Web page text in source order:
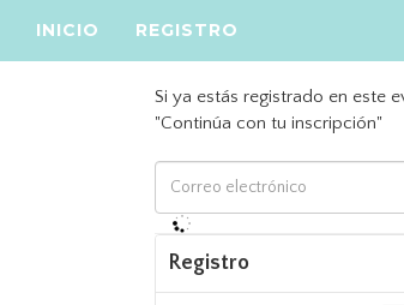
INICIO REGISTRO
Si ya estás registrado en este
"Continúa con tu inscripción"
Registro